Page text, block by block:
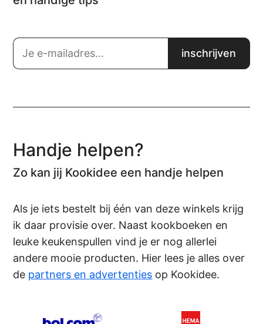
Handje helpen?
Zo kan jij Kookidee een handje helpen
Als je iets bestelt bij één van deze winkels krijg
ik daar provisie over. Naast kookboeken en
leuke keukenspullen vind je er nog allerlei
andere mooie producten. Hier lees je alles over
de partners en advertenties op Kookidee.